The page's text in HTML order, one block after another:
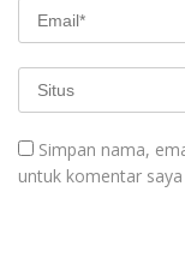
Simpan nama,
untuk komentar